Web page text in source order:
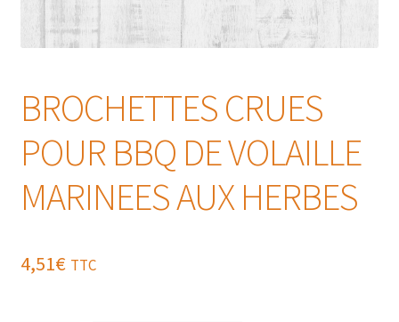
BROCHETTES CRUES
POUR BBQ DE VOLAILLE
MARINEES AUX HERBES
4,51€ TTC